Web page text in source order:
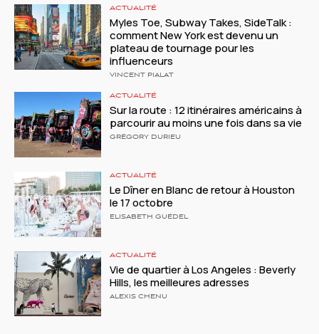
ACTUALITÉ
Myles Toe, Subway Takes, SideTalk :
comment New York est devenu un
plateau de tournage pour les
influenceurs
VINCENT PIALAT
ACTUALITÉ
Sur la route : 12 itinéraires américains à
parcourir au moins une fois dans sa vie
GRÉGORY DURIEU
ACTUALITÉ
Le Dîner en Blanc de retour à Houston
le 17 octobre
ELISABETH GUÉDEL
ACTUALITÉ
Vie de quartier à Los Angeles : Beverly
Hills, les meilleures adresses
ALEXIS CHENU